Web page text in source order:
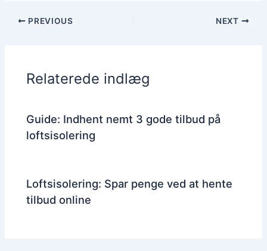
PREVIOUS NEXT
Relaterede indlæg
Guide: Indhent nemt 3 gode tilbud på
loftsisolering
Loftsisolering: Spar penge ved at hente
tilbud online